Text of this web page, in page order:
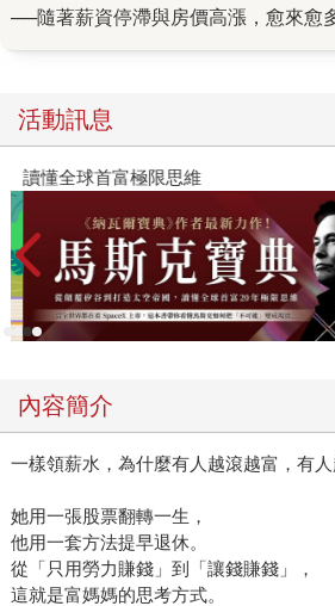
──隨著薪資停滯與房價高漲，愈來愈
住，被稱為「mammoni」（媽媽的男
族」，說他們躲在父母的育兒袋裡。 經濟動態讓家庭愈來
愈緊密，但這早有遠因，作者從二十
育」的執迷開始談起，當直升機父母
會、職場、個人會產生什麼連鎖效應
十至四十五歲左右）來到了人生青壯
上天梯，前代人甚至把梯子都收起，
少選擇？ 然而，最終經濟只是背景，作者想談的是社會為
此付出的「無形代價」，當所謂「史
錢、房產、時間、人力，有形無形都
作、買房、婚戀成家、生小孩的決定
最後都化成了財務的算計。甚至，許
言，「成年期永不到來」的感覺並不
成年期絕對瞬間無情抵達，不能變現
問題（父母打拚一輩子不就為了留點
活動訊息
讀懂全球首富極限思維
內容簡介
一樣領薪水，為什麼有人越滾越富，有人
她用一張股票翻轉一生，
他用一套方法提早退休。
從「只用勞力賺錢」到「讓錢賺錢」，
這就是富媽媽的思考方式。